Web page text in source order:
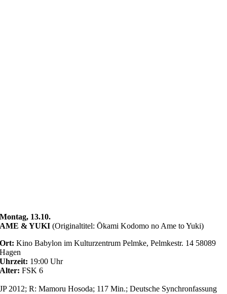
Montag, 13.10.
AME & YUKI(Originaltitel:Ōkami Kodomo no Ame to Yuki)
Ort: Kino Babylon im Kulturzentrum Pelmke, Pelmkestr. 14 58089
Hagen
Uhrzeit: 19:00 Uhr
Alter: FSK 6
JP 2012; R: Mamoru Hosoda; 117 Min.; Deutsche Synchronfassung